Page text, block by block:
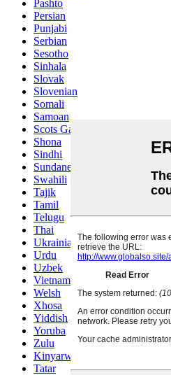
Pashto
Persian
Punjabi
Serbian
Sesotho
Sinhala
Slovak
Slovenian
Somali
Samoan
Scots Gaelic
Shona
Sindhi
Sundanese
Swahili
Tajik
Tamil
Telugu
Thai
Ukrainian
Urdu
Uzbek
Vietnamese
Welsh
Xhosa
Yiddish
Yoruba
Zulu
Kinyarwanda
Tatar